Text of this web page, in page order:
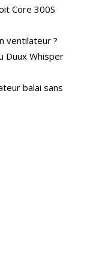
Core 300S
ventilateur ?
Duux Whisper
balai sans